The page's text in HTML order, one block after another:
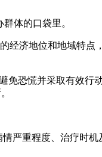
体的口袋里。
经济地位和地域特
恐慌并采取有效行
严重程度、治疗时